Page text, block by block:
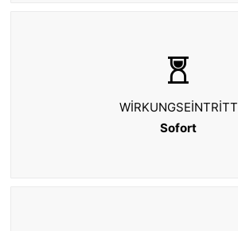
WIRKUNGSEINTRITT
Sofort